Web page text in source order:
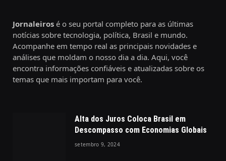
Jornaleiros é o seu portal completo para as últimas
notícias sobre tecnologia, política, Brasil e mundo.
Acompanhe em tempo real as principais novidades e
análises que moldam o nosso dia a dia. Aqui, você
encontra informações confiáveis e atualizadas sobre os
temas que mais importam para você.
Alta dos Juros Coloca Brasil em
Descompasso com Economias Globais
setembro 9, 2024